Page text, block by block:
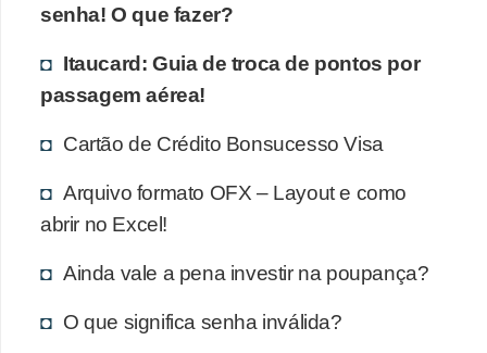
senha! O que fazer?
Itaucard: Guia de troca de pontos por
passagem aérea!
Cartão de Crédito Bonsucesso Visa
Arquivo formato OFX – Layout e como
abrir no Excel!
Ainda vale a pena investir na poupança?
O que significa senha inválida?
b
t
o
E
d
u
a
ç